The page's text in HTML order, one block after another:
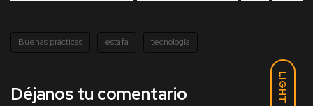
LIGHT
Buenas prácticas estafa tecnología
Déjanos tu comentario